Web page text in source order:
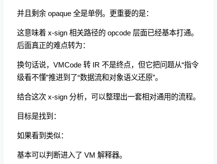
并且剩余 opaque 全是单例。更重要的是：
这意味着 x-sign 相关路径的 opcode 层面已经基本打通。
后面真正的难点转为：
换句话说，VMCode 转 IR 不是终点，但它把问题从“指令
级看不懂”推进到了“数据流和对象语义还原”。
结合这次 x-sign 分析，可以整理出一套相对通用的流程。
目标是找到：
如果看到类似：
基本可以判断进入了 VM 解释器。